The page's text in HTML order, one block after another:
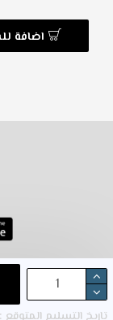
اضافة
خريطة الموقع
سياسة الترجيع